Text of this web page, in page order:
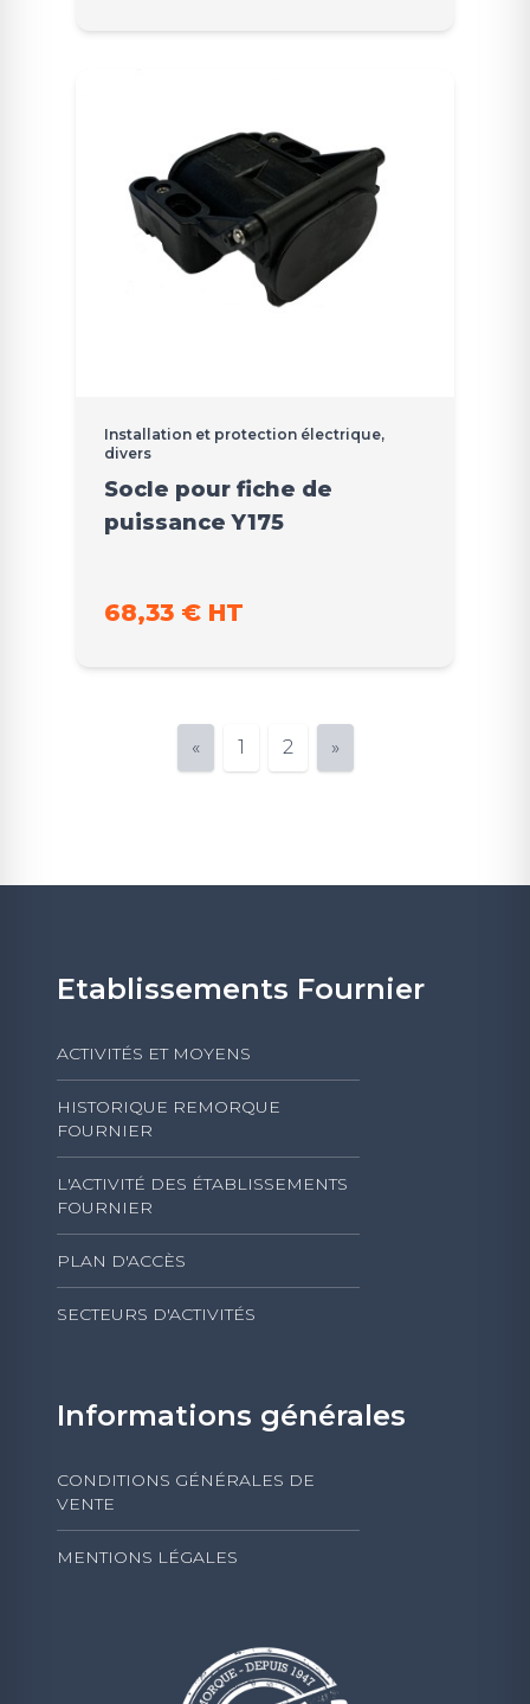
Installation et protection électrique,
divers
Socle pour fiche de
puissance Y175
68,33 € HT
« 1 2 »
Etablissements Fournier
ACTIVITÉS ET MOYENS
HISTORIQUE REMORQUE
FOURNIER
L'ACTIVITÉ DES ÉTABLISSEMENTS
FOURNIER
PLAN D'ACCÈS
SECTEURS D'ACTIVITÉS
Informations générales
CONDITIONS GÉNÉRALES DE
VENTE
MENTIONS LÉGALES